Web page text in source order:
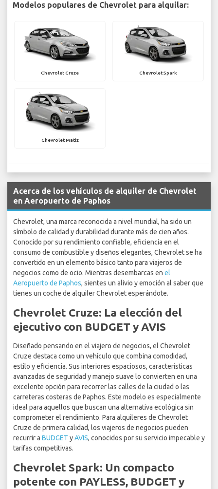
Modelos populares de Chevrolet para alquilar:
Chevrolet Cruze Chevrolet Spark
Chevrolet Matiz
Acerca de los vehículos de alquiler de Chevrolet
en Aeropuerto de Paphos
Chevrolet, una marca reconocida a nivel mundial, ha sido un
símbolo de calidad y durabilidad durante más de cien años.
Conocido por su rendimiento confiable, eficiencia en el
consumo de combustible y diseños elegantes, Chevrolet se ha
convertido en un elemento básico tanto para viajeros de
negocios como de ocio. Mientras desembarcas en el
Aeropuerto de Paphos, sientes un alivio y emoción al saber que
tienes un coche de alquiler Chevrolet esperándote.
Chevrolet Cruze: La elección del
ejecutivo con BUDGET y AVIS
Diseñado pensando en el viajero de negocios, el Chevrolet
Cruze destaca como un vehículo que combina comodidad,
estilo y eficiencia. Sus interiores espaciosos, características
avanzadas de seguridad y manejo suave lo convierten en una
excelente opción para recorrer las calles de la ciudad o las
carreteras costeras de Paphos. Este modelo es especialmente
ideal para aquellos que buscan una alternativa ecológica sin
comprometer el rendimiento. Para alquileres de Chevrolet
Cruze de primera calidad, los viajeros de negocios pueden
recurrir a BUDGET yAVIS, conocidos por su servicio impecable y
tarifas competitivas.
Chevrolet Spark: Un compacto
potente con PAYLESS, BUDGET y